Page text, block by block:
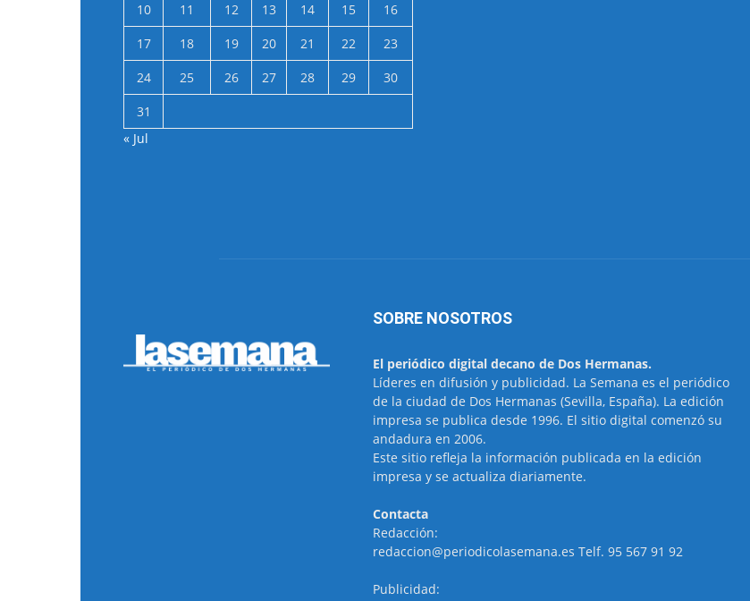
10
11 12 13 14 15
16
17
18 19 20 21 22
23
24
25 26 27 28 29
30
31
« Jul
SOBRE NOSOTROS
El periódico digital decano de Dos Hermanas.
Líderes en difusión y publicidad. La Semana es el periódico
de la ciudad de Dos Hermanas (Sevilla, España). La edición
impresa se publica desde 1996. El sitio digital comenzó su
andadura en 2006.
Este sitio refleja la información publicada en la edición
impresa y se actualiza diariamente.
Contacta
Redacción:
redaccion@periodicolasemana.es Telf. 95 567 91 92
Publicidad: